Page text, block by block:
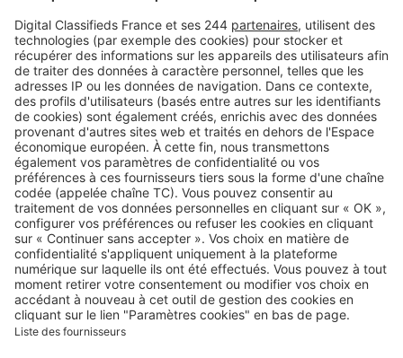
Retrouvez-nous sur …
A propos
Qui sommes-nous ?
Contacter le service client
Nous rejoindre
Presse